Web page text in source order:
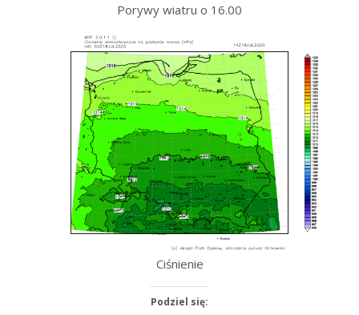
Porywy wiatru o 16.00
Ciśnienie
Podziel się: